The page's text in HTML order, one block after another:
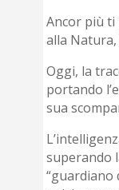
Ancor più ti
alla
Oggi, la
portando
sua
superando
“guardiano